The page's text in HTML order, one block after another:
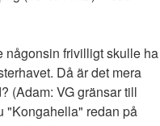
någonsin frivilligt skulle ha
Då är det mera
(Adam: VG gränsar till
"Kongahella" redan på